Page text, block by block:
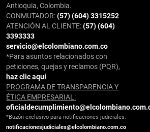
Antioquia, Colombia.
CONMUTADOR:(57) (604) 3315252
ATENCIÓN AL CLIENTE:(57) (604)
3393333
servicio@elcolombiano.com.co
*Para asuntos relacionados con
peticiones, quejas y reclamos (PQR),
haz clic aquí
PROGRAMA DE TRANSPARENCIA Y
ÉTICA EMPRESARIAL:
*Buzón exclusivo para notificaciones judiciales:
notificacionesjudiciales@elcolombiano.com.co